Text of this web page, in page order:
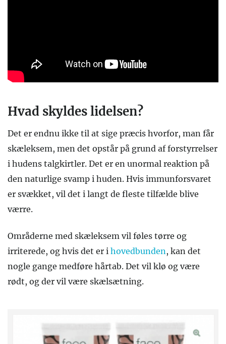
Hvad skyldes lidelsen?
Det er endnu ikke til at sige præcis hvorfor, man får
skæleksem, men det opstår på grund af forstyrrelser
i hudens talgkirtler. Det er en unormal reaktion på
den naturlige svamp i huden. Hvis immunforsvaret
er svækket, vil det i langt de fleste tilfælde blive
værre.
Områderne med skæleksem vil føles tørre og
irriterede, og hvis det er i hovedbunden , kan det
nogle gange medføre hårtab. Det vil klø og være
rødt, og der vil være skælsætning.